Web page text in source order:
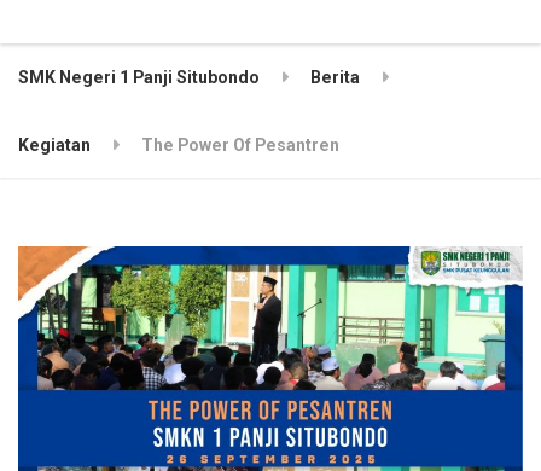
SMK Negeri 1 Panji Situbondo Berita
Kegiatan The Power Of Pesantren